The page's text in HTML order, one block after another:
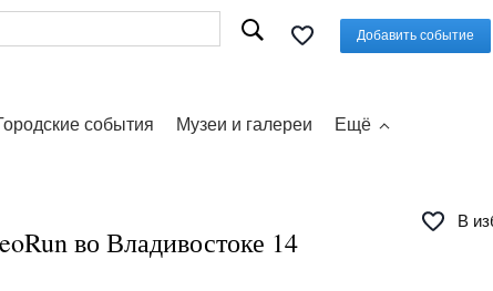
Добавить событие
события Музеи и галереи Ещё
В
во Владивостоке 14